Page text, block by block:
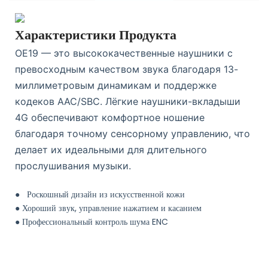
Характеристики Продукта
OE19 — это высококачественные наушники с
превосходным качеством звука благодаря 13-
миллиметровым динамикам и поддержке
кодеков AAC/SBC. Лёгкие наушники-вкладыши
4G обеспечивают комфортное ношение
благодаря точному сенсорному управлению, что
делает их идеальными для длительного
прослушивания музыки.
● Роскошный дизайн из искусственной кожи
● Хороший звук, управление нажатием и касанием
● Профессиональный контроль шума ENC